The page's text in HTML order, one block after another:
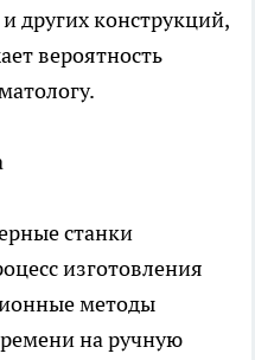
других конструкций,
вероятность
станки
изготовления
методы
на ручную